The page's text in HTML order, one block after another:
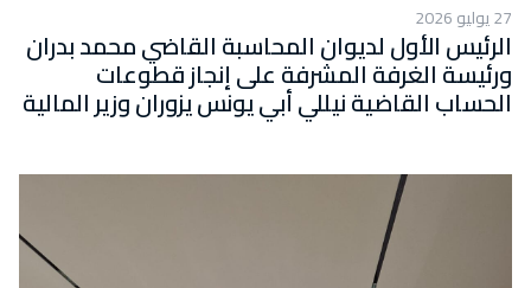
27 يوليو 2026
الرئيس الأول لديوان المحاسبة القاضي محمد بدران
ورئيسة الغرفة المشرفة على إنجاز قطوعات
الحساب القاضية نيللي أبي يونس يزوران وزير المالية